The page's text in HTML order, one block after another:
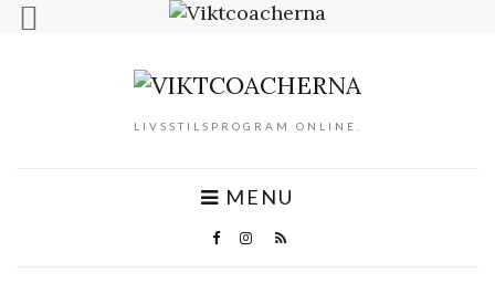
LIVSSTILSPROGRAM ONLINE.
MENU